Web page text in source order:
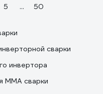
5 ...
50
сварки
инвертора
ММА сварки